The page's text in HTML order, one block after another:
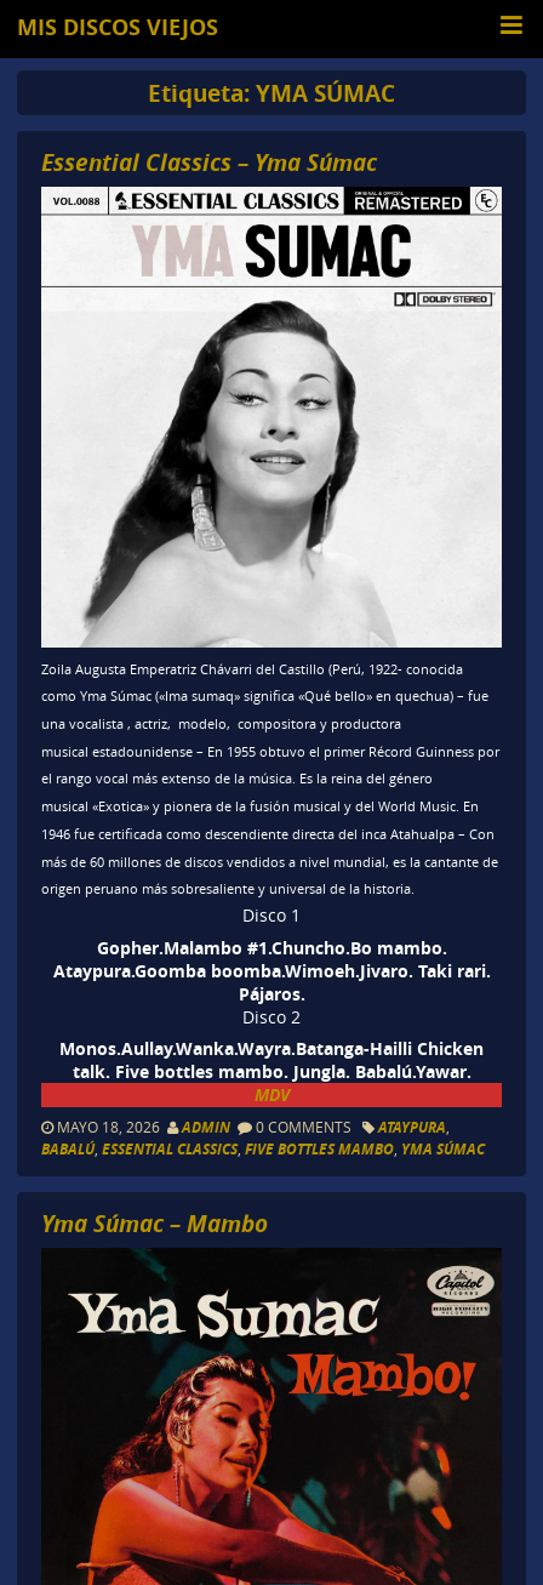
MIS DISCOS VIEJOS
Etiqueta:YMA SÚMAC
Essential Classics – Yma Súmac
Zoila Augusta Emperatriz Chávarri del Castillo (Perú, 1922​- conocida
como Yma Súmac («Ima sumaq» significa «Qué bello» en quechua) – fue
una vocalista , actriz, modelo, compositora y productora
musical estadounidense – En 1955 obtuvo el primer Récord Guinness por
el rango vocal más extenso de la música.​ Es la reina del género
musical «Exotica»​ y pionera de la fusión musical y del World Music.​ En
1946 fue certificada como descendiente directa​ del inca Atahualpa – Con
más de 60 millones de discos vendidos a nivel mundial, es la cantante de
origen peruano más sobresaliente y universal de la historia.
Disco 1
Gopher.Malambo #1.Chuncho.Bo mambo.
Ataypura.Goomba boomba.Wimoeh.Jivaro. Taki rari.
Pájaros.
Disco 2
Monos.Aullay.Wanka.Wayra.Batanga-Hailli Chicken
talk. Five bottles mambo. Jungla. Babalú.Yawar.
MDV
MAYO 18, 2026 ADMIN 0 COMMENTS ATAYPURA,
BABALÚ, ESSENTIAL CLASSICS, FIVE BOTTLES MAMBO, YMA SÚMAC
Yma Súmac – Mambo